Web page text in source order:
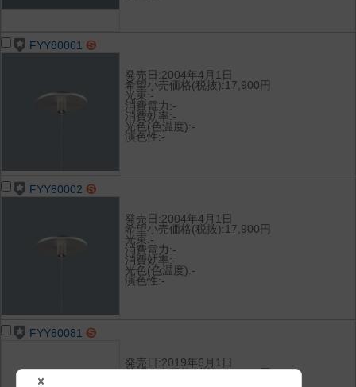
FYY80001
発売日:2004年4月1日
希望小売価格(税抜):17,900円
光束:-
消費電力:-
消費効率:-
光色(色温度):-
演色性:-
FYY80002
発売日:2004年4月1日
希望小売価格(税抜):17,900円
光束:-
消費電力:-
消費効率:-
光色(色温度):-
演色性:-
FYY80081
発売日:2019年6月1日
希望小売価格(税抜):18,600円